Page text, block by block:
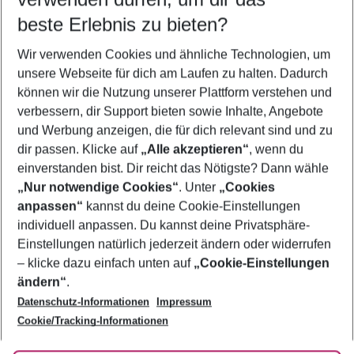
5-8 Nächte
2 Erwachsene Keine Kinder
Mehr Filter anzeigen
Footer
Footer navigation
Über uns
AGB
Bestpreisgarantie
Cookie-Einstellungen ändern
Cookie-Richtlinie
Agenturbetreuung
Barrierefreies Reisen
Folge uns
beste Erlebnis zu bieten?
Wir verwenden Cookies und ähnliche Technologien, um
unsere Webseite für dich am Laufen zu halten. Dadurch
können wir die Nutzung unserer Plattform verstehen und
verbessern, dir Support bieten sowie Inhalte, Angebote
und Werbung anzeigen, die für dich relevant sind und zu
dir passen. Klicke auf „Alle akzeptieren“, wenn du
einverstanden bist. Dir reicht das Nötigste? Dann wähle
„Nur notwendige Cookies“. Unter „Cookies
anpassen“ kannst du deine Cookie-Einstellungen
individuell anpassen. Du kannst deine Privatsphäre-
Einstellungen natürlich jederzeit ändern oder widerrufen
– klicke dazu einfach unten auf „Cookie-Einstellungen
ändern“.
Datenschutz-Informationen
Impressum
Cookie/Tracking-Informationen